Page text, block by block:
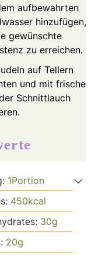
aufbewahrten
hinzufügen,
gewünschte
zu erreichen.
auf Tellern
und mit frischem
Schnittlauch
1Portion
450kcal
30g
20g